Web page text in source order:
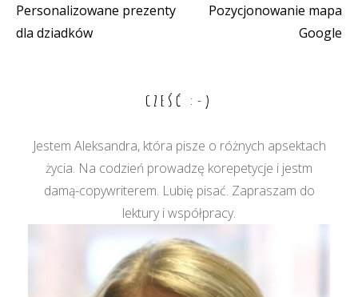
Nawigacja
Personalizowane prezenty
dla dziadków
Pozycjonowanie mapa
Google
CZEŚĆ :-)
Jestem Aleksandra, która pisze o różnych apsektach
życia. Na codzień prowadzę korepetycje i jestm
damą-copywriterem. Lubię pisać. Zapraszam do
lektury i współpracy.